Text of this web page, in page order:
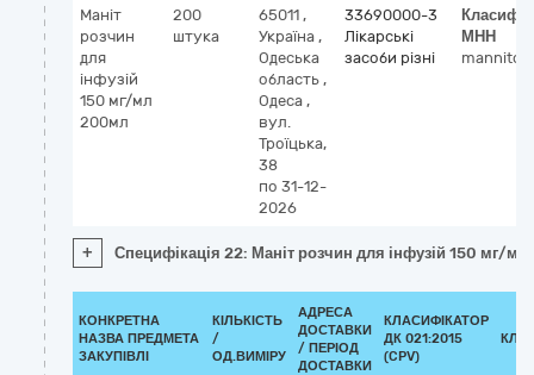
Маніт
розчин
для
інфузій
150 мг/мл
200мл
200
штука
65011 ,
Україна ,
Одеська
область ,
Одеса ,
вул.
Троїцька,
38
по 31-12-
2026
33690000-3
Лікарські
засоби різні
МНН
mannitol
+ Специфікація 22: Маніт розчин для інфузій 150 мг/
КОНКРЕТНА
НАЗВА ПРЕДМЕТА
ЗАКУПІВЛІ
КІЛЬКІСТЬ
/
ОД.ВИМІРУ
АДРЕСА
ДОСТАВКИ
/ ПЕРІОД
ДОСТАВКИ
КЛАСИФІКАТОР
ДК 021:2015
(CPV)